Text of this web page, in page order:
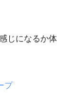
じになるか
プ